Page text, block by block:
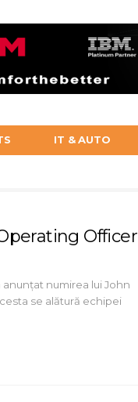
IT & AUTO
Officer
anunțat numirea lui John
se alătură echipei